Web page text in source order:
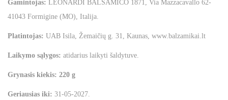
Gamintojas: LEONARDI BALSAMICO 1871, Via Mazzacavallo 62-
41043 Formigine (MO), Italija.
Platintojas: UAB Isila, Žemaičių g. 31, Kaunas, www.balzamikai.lt
Laikymo sąlygos: atidarius laikyti šaldytuve.
Grynasis kiekis: 220 g
Geriausias iki: 31-05-2027.